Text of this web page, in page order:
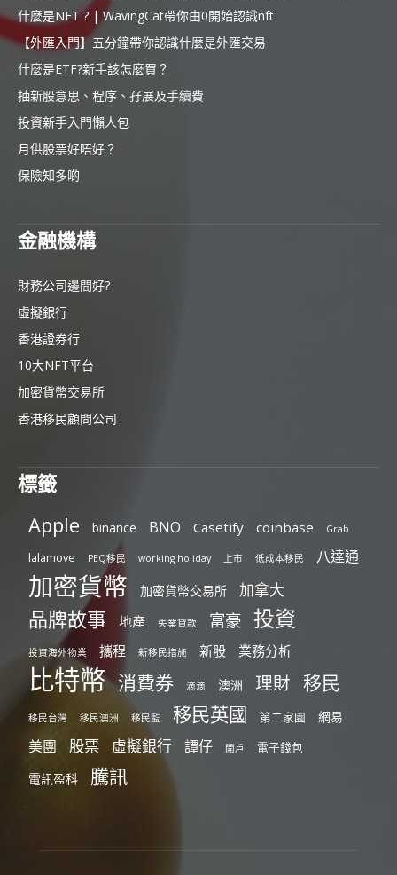
什麼是NFT ? | WavingCat帶你由0開始認識nft
【外匯入門】五分鐘帶你認識什麼是外匯交易
什麼是ETF?新手該怎麼買？
抽新股意思、程序、孖展及手續費
投資新手入門懶人包
月供股票好唔好？
保險知多啲
金融機構
財務公司邊間好?
虛擬銀行
香港證券行
10大NFT平台
加密貨幣交易所
香港移民顧問公司
標籤
Apple binance BNO Casetify coinbase Grab
lalamove PEQ移民 working holiday 上市 低成本移民 八達通
加密貨幣 加密貨幣交易所 加拿大
品牌故事 地產 失業貸款 富豪 投資
投資海外物業 攜程 新移民措施 新股 業務分析
比特幣 消費券 滴滴 澳洲 理財 移民
移民台灣 移民澳洲 移民監 移民英國 第二家園 網易
美團 股票 虛擬銀行 譚仔 開戶 電子錢包
電訊盈科 騰訊